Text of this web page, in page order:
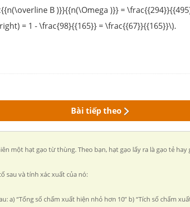
B )}}{{n(\Omega )}} =
= 1 - \frac{98}{{165}} = \frac{{67}}{{165}}\).
Bài tiếp theo
một hạt gạo từ thùng. Theo bạn, hạt gạo lấy ra là gạo tẻ hay
sau và tính xác xuất của nó:
a) “Tổng số chấm xuất hiện nhỏ hơn 10” b) “Tích số chấm